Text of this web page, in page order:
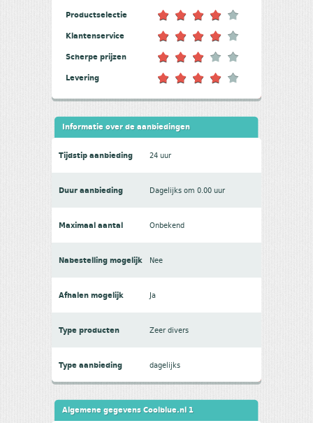
Productselectie
Klantenservice
Scherpe prijzen
Levering
Informatie over de aanbiedingen
Tijdstip aanbieding 24 uur
Duur aanbieding Dagelijks om 0.00 uur
Maximaal aantal Onbekend
Nabestelling mogelijk Nee
Afhalen mogelijk Ja
Type producten Zeer divers
Type aanbieding dagelijks
Algemene gegevens Coolblue.nl 1